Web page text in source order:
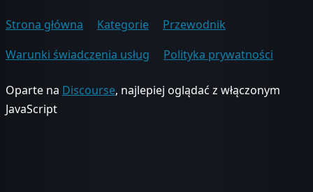
Strona główna Kategorie
Przewodnik
Warunki świadczenia usług
Polityka prywatności
Oparte na Discourse, najlepiej oglądać z włączonym
JavaScript